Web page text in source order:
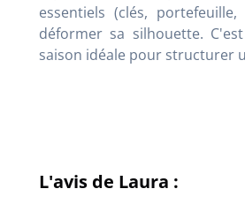
essentiels (clés,
déformer sa silhouette.
saison idéale pour structurer
L'avis de Laura :